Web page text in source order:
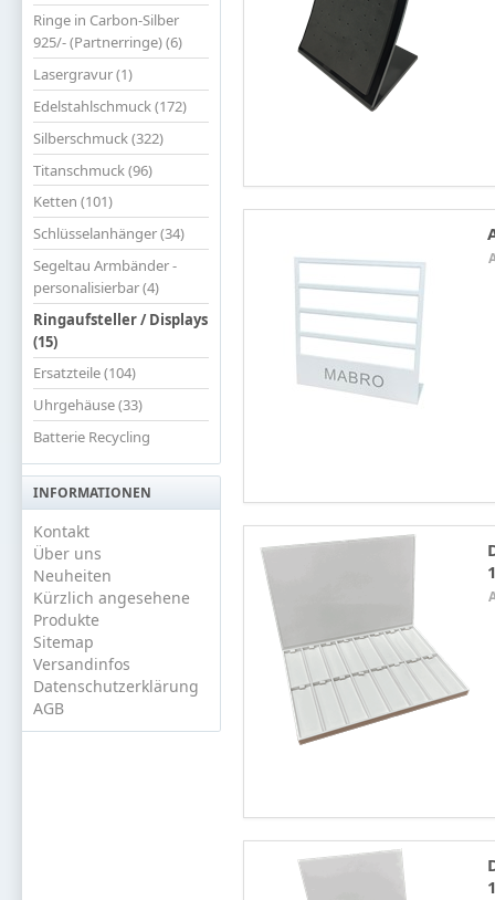
Ringe in Carbon-Silber
925/- (Partnerringe) (6)
Lasergravur (1)
Edelstahlschmuck (172)
Silberschmuck (322)
Titanschmuck (96)
Ketten (101)
Schlüsselanhänger (34)
Segeltau Armbänder -
personalisierbar (4)
Ringaufsteller / Displays
(15)
Ersatzteile (104)
Uhrgehäuse (33)
Batterie Recycling
INFORMATIONEN
Kontakt
Über uns
Neuheiten
Kürzlich angesehene
Produkte
Sitemap
Versandinfos
Datenschutzerklärung
AGB